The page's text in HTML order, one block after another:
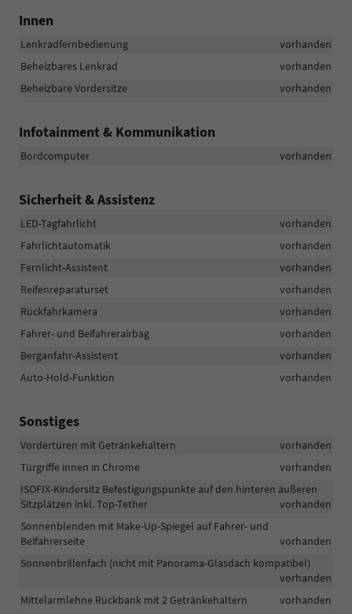
Innen
Lenkradfernbedienung
vorhanden
Beheizbares Lenkrad
vorhanden
Beheizbare Vordersitze
vorhanden
Infotainment & Kommunikation
Bordcomputer vorhanden
Sicherheit & Assistenz
LED-Tagfahrlicht
vorhanden
Fahrlichtautomatik
vorhanden
Fernlicht-Assistent
vorhanden
Reifenreparaturset
vorhanden
Rückfahrkamera
vorhanden
Fahrer- und Beifahrerairbag
vorhanden
Berganfahr-Assistent
vorhanden
Auto-Hold-Funktion
vorhanden
Sonstiges
Vordertüren mit Getränkehaltern
vorhanden
Türgriffe innen in Chrome
vorhanden
ISOFIX-Kindersitz Befestigungspunkte auf den hinteren äußeren
Sitzplätzen inkl. Top-Tether
vorhanden
Sonnenblenden mit Make-Up-Spiegel auf Fahrer- und
Beifahrerseite
vorhanden
Sonnenbrillenfach (nicht mit Panorama-Glasdach kompatibel)
vorhanden
Mittelarmlehne Rückbank mit 2 Getränkehaltern
vorhanden